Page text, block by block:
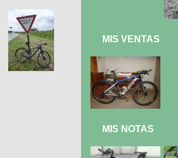
MIS VENTAS
MIS NOTAS